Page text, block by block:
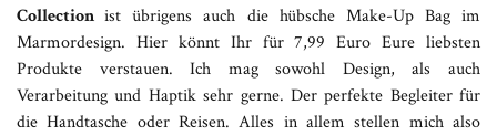
Collectionist übrigens auch die hübsche Make-Up Bag im
Marmordesign. Hier könnt Ihr für 7,99 Euro Eure liebsten
Produkte verstauen. Ich mag sowohl Design, als auch
Verarbeitung und Haptik sehr gerne. Der perfekte Begleiter für
die Handtasche oder Reisen. Alles in allem stellen mich also